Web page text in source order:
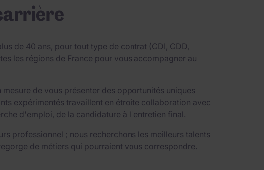
de 40 ans, pour tout type de contrat (CDI, CDD,
les régions de France pour vous accompagner au
de vous présenter des opportunités uniques
expérimentés travaillent en étroite collaboration avec
d'emploi, de la candidature à l'entretien final.
professionnel ; nous recherchons les meilleurs talents
de métiers qui pourraient vous correspondre.